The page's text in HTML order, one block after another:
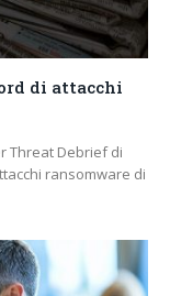
di attacchi
Threat Debrief di
ransomware di